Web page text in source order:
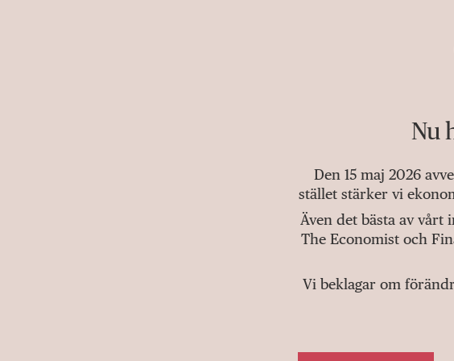
Nu
Den 15 maj 2026
stället stärker vi
Även det bästa av
The Economist och
Vi beklagar om